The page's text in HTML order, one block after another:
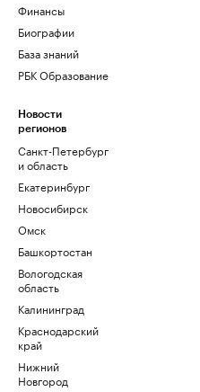
Финансы
Биографии
База знаний
РБК Образование
Новости
регионов
Санкт-Петербург
и область
Екатеринбург
Новосибирск
Омск
Башкортостан
Вологодская
область
Калининград
Краснодарский
край
Нижний
Новгород